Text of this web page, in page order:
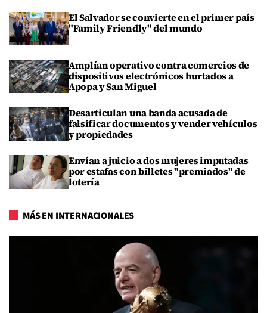
El Salvador se convierte en el primer país
"Family Friendly" del mundo
Amplían operativo contra comercios de
dispositivos electrónicos hurtados a
Apopa y San Miguel
Desarticulan una banda acusada de
falsificar documentos y vender vehículos
y propiedades
Envían a juicio a dos mujeres imputadas
por estafas con billetes "premiados" de
lotería
MÁS EN INTERNACIONALES